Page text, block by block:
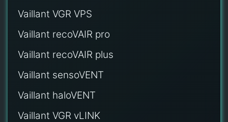
Vaillant VGR VPS
Vaillant recoVAIR pro
Vaillant recoVAIR plus
Vaillant sensoVENT
Vaillant haloVENT
Vaillant VGR vLINK